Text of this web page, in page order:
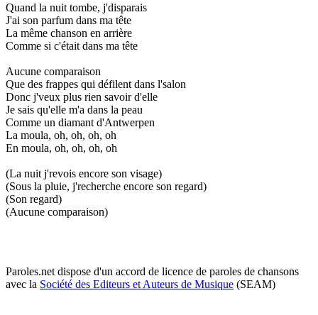
Quand la nuit tombe, j'disparais
J'ai son parfum dans ma tête
La même chanson en arrière
Comme si c'était dans ma tête
Aucune comparaison
Que des frappes qui défilent dans l'salon
Donc j'veux plus rien savoir d'elle
Je sais qu'elle m'a dans la peau
Comme un diamant d'Antwerpen
La moula, oh, oh, oh, oh
En moula, oh, oh, oh, oh
(La nuit j'revois encore son visage)
(Sous la pluie, j'recherche encore son regard)
(Son regard)
(Aucune comparaison)
Paroles.net dispose d'un accord de licence de paroles de chansons
avec la Société des Editeurs et Auteurs de Musique (SEAM)